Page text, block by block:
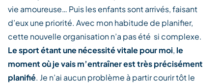
vie amoureuse… Puis les enfants sont arrivés, faisant
d’eux une priorité. Avec mon habitude de planifier,
cette nouvelle organisation n’a pas été si complexe.
Le sport étant une nécessité vitale pour moi, le
moment où je vais m’entraîner est très précisément
planifié. Je n’ai aucun problème à partir courir tôt le